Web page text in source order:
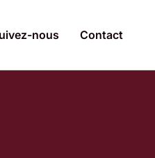
nous Contact